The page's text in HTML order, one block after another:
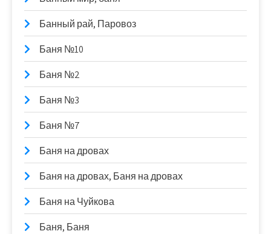
Банный рай, Паровоз
Баня №10
Баня №2
Баня №3
Баня №7
Баня на дровах
Баня на дровах, Баня на дровах
Баня на Чуйкова
Баня, Баня